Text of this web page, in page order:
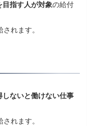
目指す人が対象の給付
れます。
しないと働けない仕事
れます。